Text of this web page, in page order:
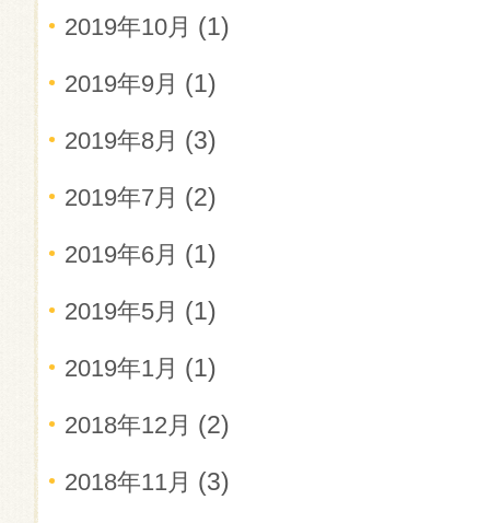
2019年10月 (1)
2019年9月 (1)
2019年8月 (3)
2019年7月 (2)
2019年6月 (1)
2019年5月 (1)
2019年1月 (1)
2018年12月 (2)
2018年11月 (3)